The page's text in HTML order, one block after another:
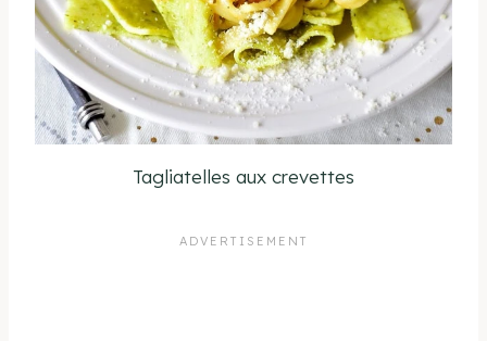
Tagliatelles aux crevettes